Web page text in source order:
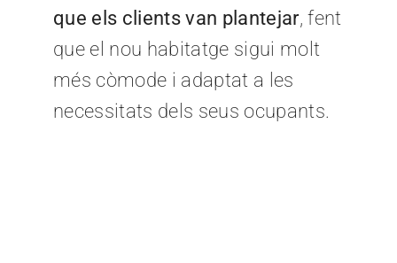
que els clients van plantejar, fent
que el nou habitatge sigui molt
més còmode i adaptat a les
necessitats dels seus ocupants.